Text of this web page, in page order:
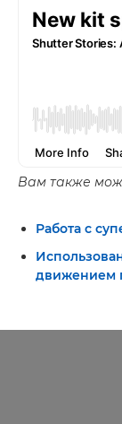
Вам также
Работа с
движением